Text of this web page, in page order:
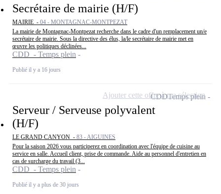
Secrétaire de mairie (H/F)
MAIRIE - 04 - MONTAGNAC-MONTPEZAT
La mairie de Montagnac-Montpezat recherche dans le cadre d'un remplacement un/e
secrétaire de mairie. Sous la directive des élus, la/le secrétaire de mairie met en
œuvre les politiques déclinées...
CDD - Temps plein
Publié il y a 16 jours
Serveur / Serveuse polyvalent
(H/F)
LE GRAND CANYON - 83 - AIGUINES
Pour la saison 2026 vous participerez en coordination avec l'équipe de cuisine au
service en salle. Accueil client, prise de commande. Aide au personnel d'entretien en
cas de surcharge du travail (3...
CDD - Temps plein
Publié il y a plus de 30 jours
CDDTemps plein
Ajouter cette offre à ma sélection